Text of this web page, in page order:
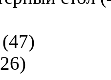
(47)
26)